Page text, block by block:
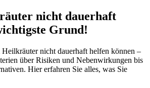
nicht dauerhaft
Grund!
nicht dauerhaft helfen können –
über Risiken und Nebenwirkungen bis
Hier erfahren Sie alles, was Sie